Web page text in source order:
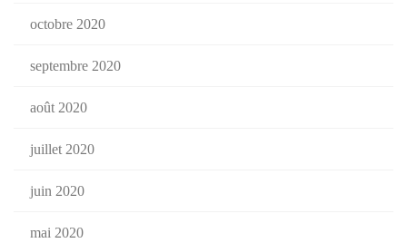
octobre 2020
septembre 2020
août 2020
juillet 2020
juin 2020
mai 2020